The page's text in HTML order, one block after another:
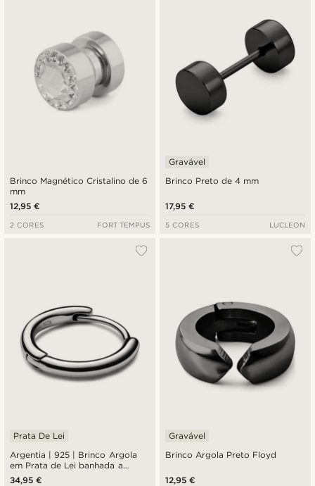
Brinco Magnético Cristalino de 6
mm
12,95 €
2 CORES FORT TEMPUS
Brinco Preto de 4 mm
Gravável
17,95 €
5 CORES LUCLEON
Argentia | 925 | Brinco Argola
em Prata de Lei banhada a
Ródio
Prata De Lei
34,95 €
Brinco Argola Preto Floyd
Gravável
12,95 €